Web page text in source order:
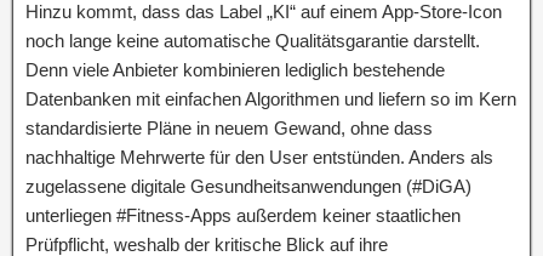
Hinzu kommt, dass das Label „KI“ auf einem App-Store-Icon
noch lange keine automatische Qualitätsgarantie darstellt.
Denn viele Anbieter kombinieren lediglich bestehende
Datenbanken mit einfachen Algorithmen und liefern so im Kern
standardisierte Pläne in neuem Gewand, ohne dass
nachhaltige Mehrwerte für den User entstünden. Anders als
zugelassene digitale Gesundheitsanwendungen (#DiGA)
unterliegen #Fitness-Apps außerdem keiner staatlichen
Prüfpflicht, weshalb der kritische Blick auf ihre